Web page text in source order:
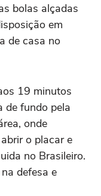
bolas alçadas
em
de casa no
19 minutos
de fundo pela
onde
o placar e
no Brasileiro.
defesa e